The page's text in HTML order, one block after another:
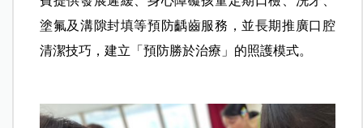
塗氟及溝隙封填等預防齲齒服務，並長期推廣口腔
清潔技巧，建立「預防勝於治療」的照護模式。